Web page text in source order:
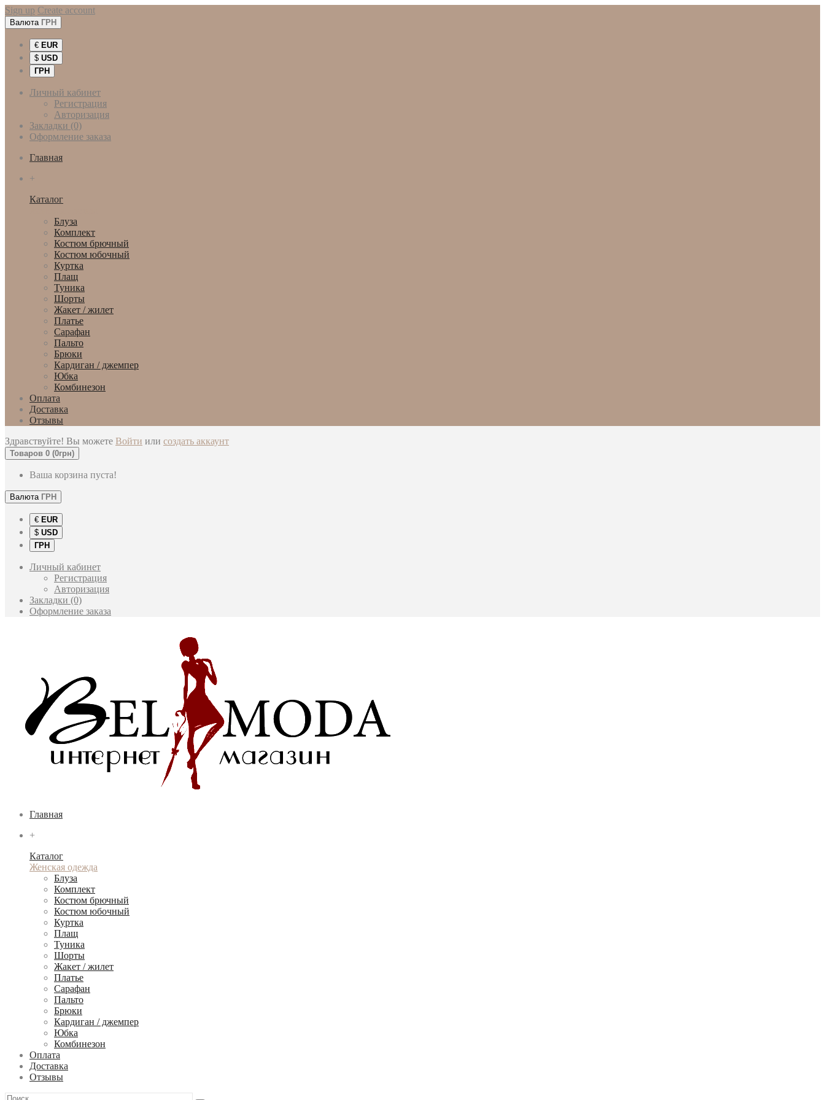
Sign up Create account
Валюта ГРН
€ EUR
$ USD
ГРН
Личный кабинет
Регистрация
Авторизация
Закладки (0)
Оформление заказа
Главная
+
Каталог
Блуза
Комплект
Костюм брючный
Костюм юбочный
Куртка
Плащ
Туника
Шорты
Жакет / жилет
Платье
Сарафан
Пальто
Брюки
Кардиган / джемпер
Юбка
Комбинезон
Оплата
Доставка
Отзывы
Здравствуйте! Вы можете Войти или создать аккаунт
Товаров 0 (0грн)
Ваша корзина пуста!
Валюта ГРН
€ EUR
$ USD
ГРН
Личный кабинет
Регистрация
Авторизация
Закладки (0)
Оформление заказа
Главная
+
Каталог
Женская одежда
Блуза
Комплект
Костюм брючный
Костюм юбочный
Куртка
Плащ
Туника
Шорты
Жакет / жилет
Платье
Сарафан
Пальто
Брюки
Кардиган / джемпер
Юбка
Комбинезон
Оплата
Доставка
Отзывы